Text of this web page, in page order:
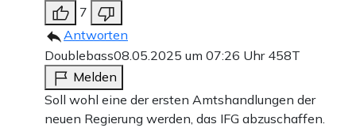
7
Antworten
Doublebass08.05.2025 um 07:26 Uhr 458T
Melden
Soll wohl eine der ersten Amtshandlungen der
neuen Regierung werden, das IFG abzuschaffen.